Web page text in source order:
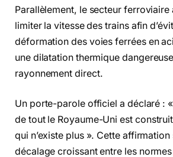
Parallèlement, le secteur ferroviaire
limiter la vitesse des trains afin
déformation des voies ferrées en
une dilatation thermique
rayonnement direct.
Un porte-parole officiel a déclaré :
de tout le Royaume-Uni est
qui n’existe plus ». Cette
décalage croissant entre les